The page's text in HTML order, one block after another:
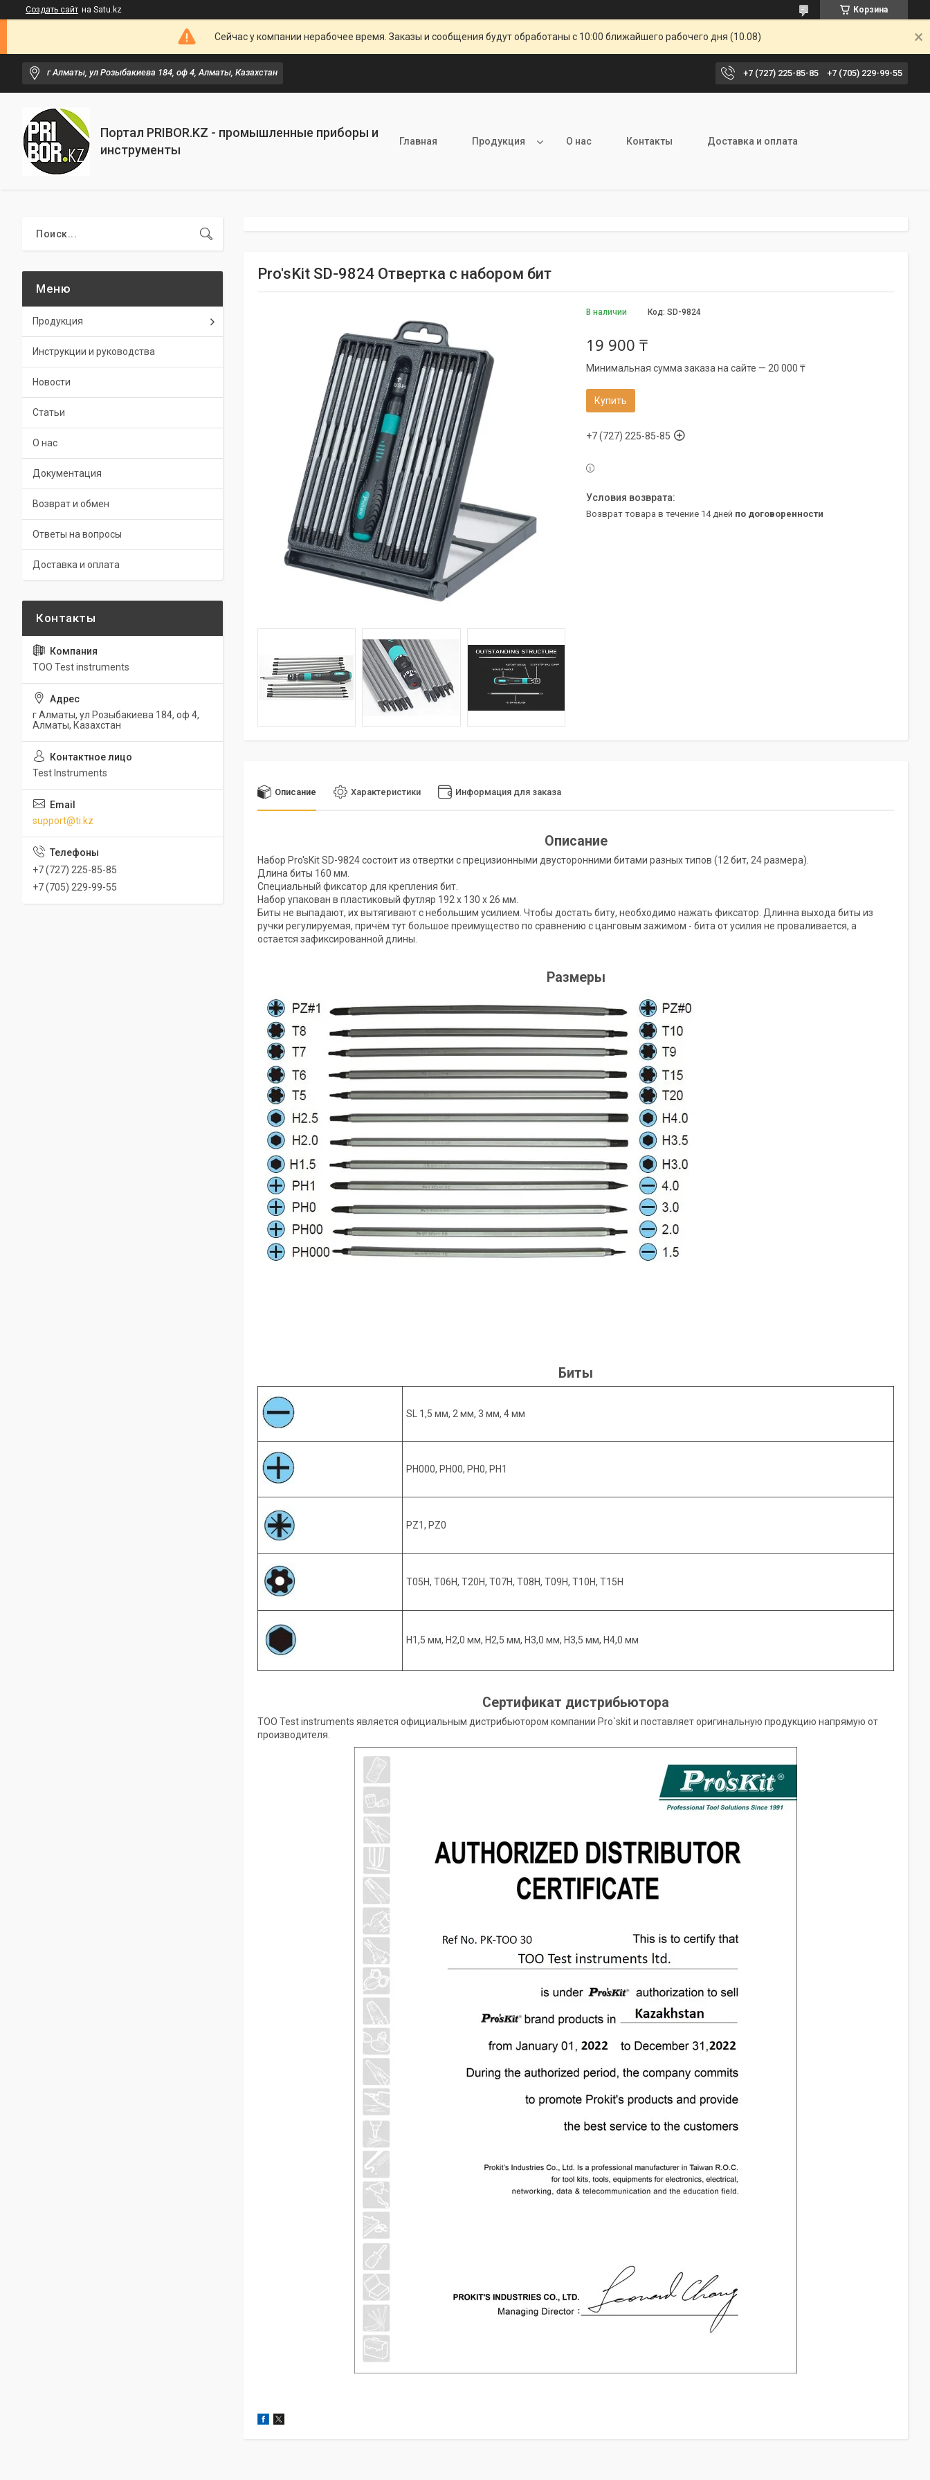
Создать сайт на Satu.kz Корзина
Сейчас у компании нерабочее время. Заказы и сообщения будут обработаны с 10:00 ближайшего рабочего дня (10.08)
г Алматы, ул Розыбакиева 184, оф 4, Алматы, Казахстан +7 (727) 225-85-85 +7 (705) 229-99-55
Портал PRIBOR.KZ - промышленные приборы и
инструменты
Главная Продукция О нас Контакты Доставка и оплата
Pro'sKit SD-9824 Отвертка с набором бит
В наличии Код: SD-9824
19 900 ₸
Минимальная сумма заказа на сайте — 20 000 ₸
Купить
+7 (727) 225-85-85
возврат товара в течение 14 дней по договоренности
Описание Характеристики Информация для заказа
Описание
Набор Pro'sKit SD-9824 состоит из отвертки с прецизионными двусторонними битами разных типов (12 бит, 24 размера).
Длина биты 160 мм.
Специальный фиксатор для крепления бит.
Набор упакован в пластиковый футляр 192 х 130 х 26 мм.
Биты не выпадают, их вытягивают с небольшим усилием. Чтобы достать биту, необходимо нажать фиксатор. Длинна выхода биты из
ручки регулируемая, причём тут большое преимущество по сравнению с цанговым зажимом - бита от усилия не проваливается, а
остается зафиксированной длины.
Размеры
Биты
SL 1,5 мм, 2 мм, 3 мм, 4 мм
PH000, PH00, PH0, PH1
PZ1, PZ0
T05H, T06H, T20H, T07H, T08H, T09H, T10H, T15H
H1,5 мм, H2,0 мм, H2,5 мм, H3,0 мм, H3,5 мм, H4,0 мм
Сертификат дистрибьютора
ТОО Test instruments является официальным дистрибьютором компании Pro`skit и поставляет оригинальную продукцию напрямую от
производителя.
Продукция
Инструкции и руководства
Новости
Статьи
О нас
Документация
Возврат и обмен
Ответы на вопросы
Доставка и оплата
ТОО Test instruments
г Алматы, ул Розыбакиева 184, оф 4,
Алматы, Казахстан
Test Instruments
support@ti.kz
+7 (727) 225-85-85
+7 (705) 229-99-55